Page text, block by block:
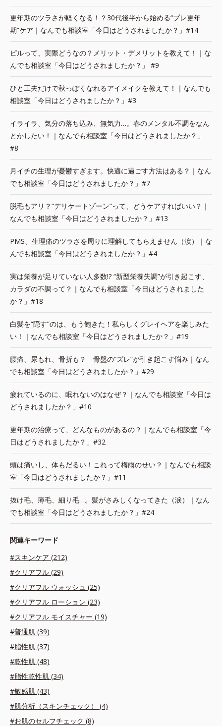
更年期のツラさが軽くなる！？30代後半から始める“プレ更年
期”ケア｜なんでも相談室「今日はどうされましたか？」#14
ピルって、実際どうなの？メリット・デメリットを教えて！｜な
んでも相談室「今日はどうされましたか？」 #9
ひと工夫だけで秋っぽくなれるアイメイクを教えて！｜なんでも
相談室「今日はどうされましたか？」#3
イライラ、気分の落ち込み、無気力…。春のメンタル不調をなん
とかしたい！｜なんでも相談室「今日はどうされましたか？」
#8
月イチの生理が憂鬱すぎます。快適に過ごす方法はある？｜なん
でも相談室「今日はどうされましたか？」#7
脱毛もアリ？“デリケートゾーン”って、どうケアすればいい？｜
なんでも相談室「今日はどうされましたか？」#13
PMS、生理痛のツラさを周りに理解してもらえません（涙）｜な
んでも相談室「今日はどうされましたか？」#4
実は栄養が足りていない人多数!? “新型栄養失調”が引き起こす、
カラダの不調って？｜なんでも相談室「今日はどうされました
か？」#18
白髪を“隠す”のは、もう飽きた！私らしくグレイヘアを楽しみた
い！｜なんでも相談室「今日はどうされましたか？」#19
腰痛、尿もれ、骨折も？ 骨盤の“ズレ”が引き起こす悩み｜なん
でも相談室「今日はどうされましたか？」#29
疲れているのに、眠れないのはなぜ？｜なんでも相談室「今日は
どうされましたか？」#10
更年期の治療って、どんなものがあるの？｜なんでも相談室「今
日はどうされましたか？」#32
頭は痛いし、体もだるい！これって梅雨のせい？｜なんでも相談
室「今日はどうされましたか？」#11
抜け毛、薄毛、細り毛…。髪がさみしくなってきた（涙）｜なん
でも相談室「今日はどうされましたか？」#24
関連キーワード
#スキンケア (212)
#クリアフル (29)
#クリアフル ウォッシュ (25)
#クリアフル ローション (23)
#クリアフル モイスチャー (19)
#普通肌 (39)
#脂性肌 (37)
#乾性肌 (48)
#脂性乾性肌 (34)
#敏感肌 (43)
#肌分析（スキンチェック） (4)
#お肌のセルフチェック (8)